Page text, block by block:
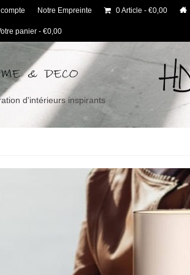
Notre Empreinte 0 Article €0,00
panier - €0,00
d'intérieurs inspirants